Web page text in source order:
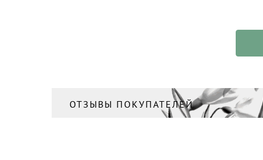
ОТЗЫВЫ ПОКУПАТЕЛЕЙ